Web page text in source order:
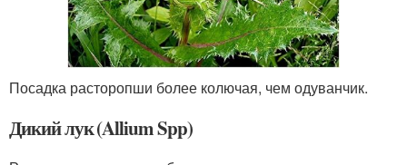
Посадка расторопши более колючая, чем одуванчик.
Дикий лук (Allium Spp)